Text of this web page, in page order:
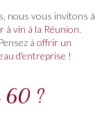
nous vous invitons à
à vin à la Réunion.
à offrir un
d'entreprise !
60 ?